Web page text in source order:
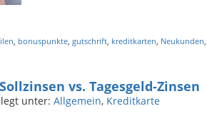
bonuspunkte gutschrift kreditkarten Neukunden
vs. Tagesgeld-Zinsen
unter: Allgemein, Kreditkarte